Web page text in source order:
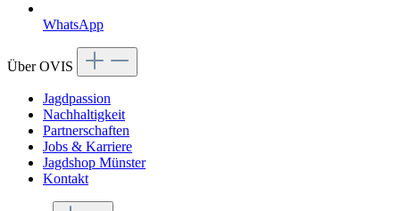
WhatsApp
Über OVIS
Jagdpassion
Nachhaltigkeit
Partnerschaften
Jobs & Karriere
Jagdshop Münster
Kontakt